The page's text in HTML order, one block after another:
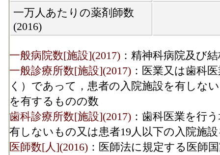
一万人あたりの薬剤師数
(2016)
一般病院数[施設](2017) ：精神科病院及び
一般診療所数[施設](2017) ：医業又は歯科
く）であって，患者の入院施設を有しな
を有するものの数
歯科診療所数[施設](2017) ：歯科医業を行
有しないもの又は患者19人以下の入院施
医師数[人](2016) ：医師法に規定する医師